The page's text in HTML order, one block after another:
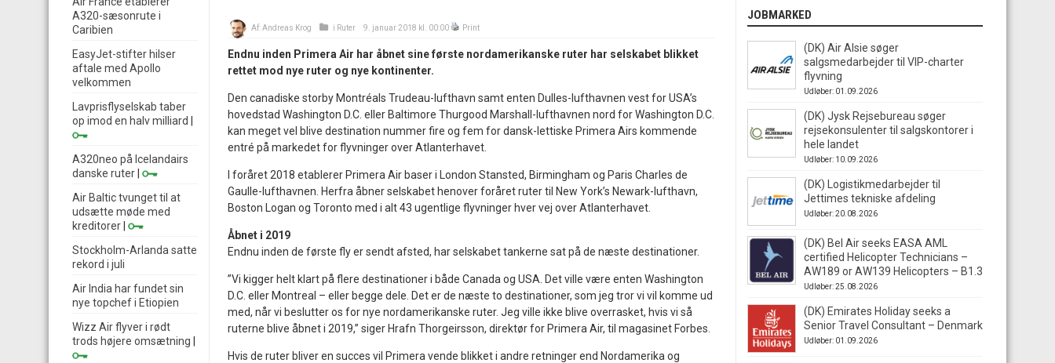
Af:Andreas Krog i Ruter 9. januar 2018 kl. 00:00 Print
Endnu inden Primera Air har åbnet sine første nordamerikanske ruter har selskabet blikket
rettet mod nye ruter og nye kontinenter.
Den canadiske storby Montréals Trudeau-lufthavn samt enten Dulles-lufthavnen vest for USA’s
hovedstad Washington D.C. eller Baltimore Thurgood Marshall-lufthavnen nord for Washington D.C.
kan meget vel blive destination nummer fire og fem for dansk-lettiske Primera Airs kommende
entré på markedet for flyvninger over Atlanterhavet.
I foråret 2018 etablerer Primera Air baser i London Stansted, Birmingham og Paris Charles de
Gaulle-lufthavnen. Herfra åbner selskabet henover foråret ruter til New York’s Newark-lufthavn,
Boston Logan og Toronto med i alt 43 ugentlige flyvninger hver vej over Atlanterhavet.
Åbnet i 2019
Endnu inden de første fly er sendt afsted, har selskabet tankerne sat på de næste destinationer.
”Vi kigger helt klart på flere destinationer i både Canada og USA. Det ville være enten Washington
D.C. eller Montreal – eller begge dele. Det er de næste to destinationer, som jeg tror vi vil komme ud
med, når vi beslutter os for nye nordamerikanske ruter. Jeg ville ikke blive overrasket, hvis vi så
ruterne blive åbnet i 2019,” siger Hrafn Thorgeirsson, direktør for Primera Air, til magasinet Forbes.
Hvis de ruter bliver en succes vil Primera vende blikket i andre retninger end Nordamerika og
A320-sæsonrute i
Caribien
EasyJet-stifter hilser
aftale med Apollo
velkommen
Lavprisflyselskab taber
op imod en halv milliard
A320neo på Icelandairs
danske ruter
Air Baltic tvunget til at
udsætte møde med
kreditorer
Stockholm-Arlanda satte
rekord i juli
Air India har fundet sin
nye topchef i Etiopien
Wizz Air flyver i rødt
trods højere omsætning
JOBMARKED
(DK) Air Alsie søger
salgsmedarbejder til VIP-charter
flyvning
Udløber: 01.09.2026
(DK) Jysk Rejsebureau søger
rejsekonsulenter til salgskontorer i
hele landet
Udløber: 10.09.2026
(DK) Logistikmedarbejder til
Jettimes tekniske afdeling
Udløber: 20.08.2026
(DK) Bel Air seeks EASA AML
certified Helicopter Technicians –
AW189 or AW139 Helicopters – B1.3
Udløber: 25.08.2026
(DK) Emirates Holiday seeks a
Senior Travel Consultant – Denmark
Udløber: 01.09.2026